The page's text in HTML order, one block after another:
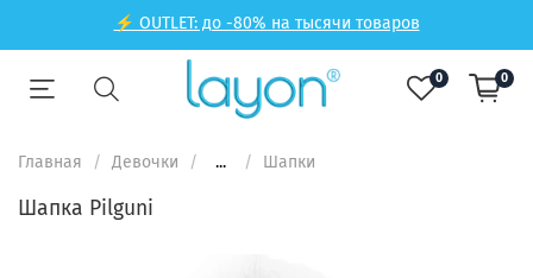
⚡ OUTLET: до -80% на тысячи товаров
0 0
Главная Девочки ... Шапки
Шапка Pilguni